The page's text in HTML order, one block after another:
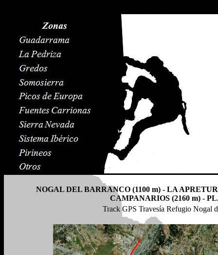
NOGAL DEL BARRANCO (1100 m) - LA
CAMPANARIOS (2160 m) -
Track GPS Travesía Refugio Nogal